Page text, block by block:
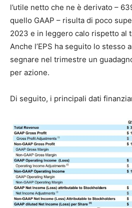
l’utile netto che ne è derivato –
quello GAAP – risulta di poco
2023 e in leggero calo rispetto al
Anche l’EPS ha seguito lo stesso
segnare nel trimestre un
per azione.
Di seguito, i principali dati